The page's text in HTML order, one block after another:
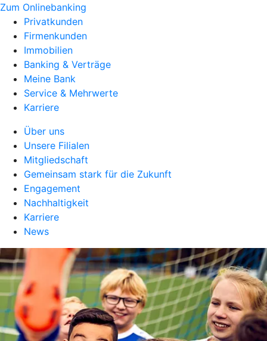
Zum Onlinebanking
Privatkunden
Firmenkunden
Immobilien
Banking & Verträge
Meine Bank
Service & Mehrwerte
Karriere
Über uns
Unsere Filialen
Mitgliedschaft
Gemeinsam stark für die Zukunft
Engagement
Nachhaltigkeit
Karriere
News